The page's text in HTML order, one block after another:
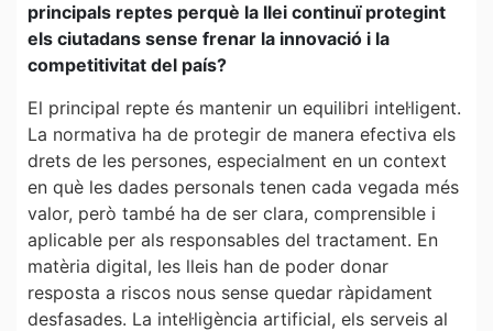
principals reptes perquè la llei continuï protegint
els ciutadans sense frenar la innovació i la
competitivitat del país?
El principal repte és mantenir un equilibri intel·ligent.
La normativa ha de protegir de manera efectiva els
drets de les persones, especialment en un context
en què les dades personals tenen cada vegada més
valor, però també ha de ser clara, comprensible i
aplicable per als responsables del tractament. En
matèria digital, les lleis han de poder donar
resposta a riscos nous sense quedar ràpidament
desfasades. La intel·ligència artificial, els serveis al